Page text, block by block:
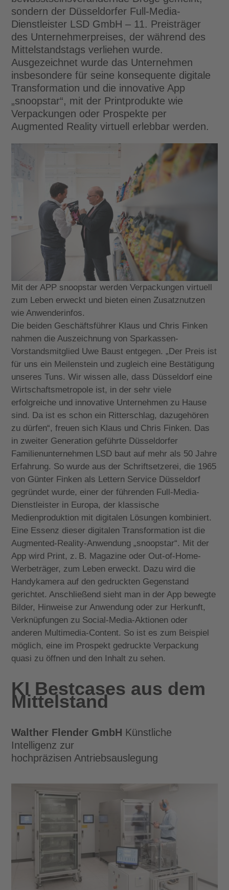
sondern der Düsseldorfer Full-Media-
Dienstleister LSD GmbH – 11. Preisträger
des Unternehmerpreises, der während des
Mittelstandstags verliehen wurde.
Ausgezeichnet wurde das Unternehmen
insbesondere für seine konsequente digitale
Transformation und die innovative App
„snoopstar“, mit der Printprodukte wie
Verpackungen oder Prospekte per
Augmented Reality virtuell erlebbar werden.
Mit der APP snoopstar werden Verpackungen virtuell
zum Leben erweckt und bieten einen Zusatznutzen
wie Anwenderinfos.
Die beiden Geschäftsführer Klaus und Chris Finken
nahmen die Auszeichnung von Sparkassen-
Vorstandsmitglied Uwe Baust entgegen. „Der Preis ist
für uns ein Meilenstein und zugleich eine Bestätigung
unseres Tuns. Wir wissen alle, dass Düsseldorf eine
Wirtschaftsmetropole ist, in der sehr viele
erfolgreiche und innovative Unternehmen zu Hause
sind. Da ist es schon ein Ritterschlag, dazugehören
zu dürfen“, freuen sich Klaus und Chris Finken. Das
in zweiter Generation geführte Düsseldorfer
Familienunternehmen LSD baut auf mehr als 50 Jahre
Erfahrung. So wurde aus der Schriftsetzerei, die 1965
von Günter Finken als Lettern Service Düsseldorf
gegründet wurde, einer der führenden Full-Media-
Dienstleister in Europa, der klassische
Medienproduktion mit digitalen Lösungen kombiniert.
Eine Essenz dieser digitalen Transformation ist die
Augmented-Reality-Anwendung „snoopstar“. Mit der
App wird Print, z. B. Magazine oder Out-of-Home-
Werbeträger, zum Leben erweckt. Dazu wird die
Handykamera auf den gedruckten Gegenstand
gerichtet. Anschließend sieht man in der App bewegte
Bilder, Hinweise zur Anwendung oder zur Herkunft,
Verknüpfungen zu Social-Media-Aktionen oder
anderen Multimedia-Content. So ist es zum Beispiel
möglich, eine im Prospekt gedruckte Verpackung
quasi zu öffnen und den Inhalt zu sehen.
KI Bestcases aus dem
Mittelstand
Walther Flender GmbH Künstliche
Intelligenz zur
hochpräzisen Antriebsauslegung